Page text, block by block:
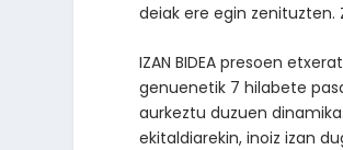
deiak ere egin zenituzten.
IZAN BIDEA presoen
genuenetik 7 hilabete
aurkeztu duzuen
ekitaldiarekin, inoiz izan